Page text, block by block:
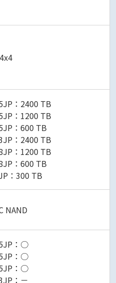
：2400 TB
：1200 TB
：600 TB
：2400 TB
：1200 TB
：600 TB
：300 TB
NAND
：○
：○
：○
：－